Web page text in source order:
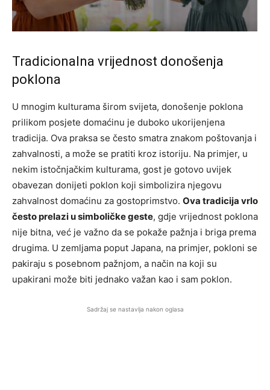
Tradicionalna vrijednost donošenja
poklona
U mnogim kulturama širom svijeta, donošenje poklona
prilikom posjete domaćinu je duboko ukorijenjena
tradicija. Ova praksa se često smatra znakom poštovanja i
zahvalnosti, a može se pratiti kroz istoriju. Na primjer, u
nekim istočnjačkim kulturama, gost je gotovo uvijek
obavezan donijeti poklon koji simbolizira njegovu
zahvalnost domaćinu za gostoprimstvo. Ova tradicija vrlo
često prelazi u simboličke geste, gdje vrijednost poklona
nije bitna, već je važno da se pokaže pažnja i briga prema
drugima. U zemljama poput Japana, na primjer, pokloni se
pakiraju s posebnom pažnjom, a način na koji su
upakirani može biti jednako važan kao i sam poklon.
Sadržaj se nastavlja nakon oglasa